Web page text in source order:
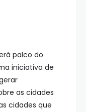
palco do
iniciativa de
as cidades
cidades que